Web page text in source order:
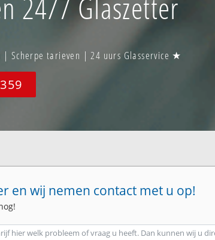
Scherpe tarieven | 24 uurs Glasservice ★
en wij nemen contact met u op!